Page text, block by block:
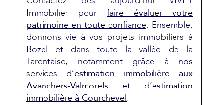
Immobilier pour faire évaluer votre
patrimoine en toute confiance. Ensemble,
donnons vie à vos projets immobiliers à
Bozel et dans toute la vallée de la
Tarentaise, notamment grâce à nos
services d’estimation immobilière aux
Avanchers-Valmorels et d’estimation
immobilière à Courchevel.